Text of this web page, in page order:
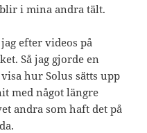
i mina andra tält.
efter videos på
Så jag gjorde en
hur Solus sätts upp
med något längre
andra som haft det på